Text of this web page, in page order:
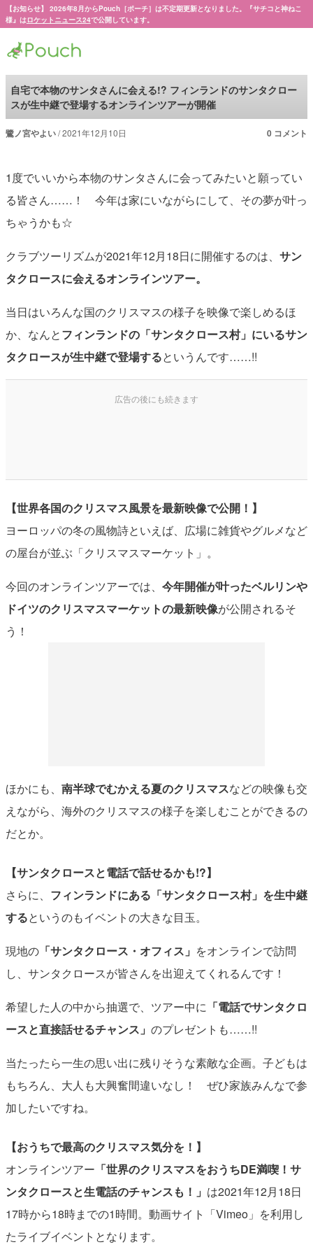
【お知らせ】 2026年8月からPouch［ポーチ］は不定期更新となりました。『サチコと神ねこ
様』はロケットニュース24で公開しています。
自宅で本物のサンタさんに会える!? フィンランドのサンタクロー
スが生中継で登場するオンラインツアーが開催
鷺ノ宮やよい 2021年12月10日 0 コメント
1度でいいから本物のサンタさんに会ってみたいと願ってい
る皆さん……！ 今年は家にいながらにして、その夢が叶っ
ちゃうかも☆
クラブツーリズムが2021年12月18日に開催するのは、 サン
タクロースに会えるオンラインツアー。
当日はいろんな国のクリスマスの様子を映像で楽しめるほ
か、なんとフィンランドの「サンタクロース村」にいるサン
タクロースが生中継で登場するというんです……!!
【世界各国のクリスマス風景を最新映像で公開！】
ヨーロッパの冬の風物詩といえば、広場に雑貨やグルメなど
の屋台が並ぶ「クリスマスマーケット」。
今回のオンラインツアーでは、 今年開催が叶ったベルリンや
ドイツのクリスマスマーケットの最新映像が公開されるそ
う！
ほかにも、 南半球でむかえる夏のクリスマスなどの映像も交
えながら、海外のクリスマスの様子を楽しむことができるの
だとか。
【サンタクロースと電話で話せるかも!?】
さらに、 フィンランドにある「サンタクロース村」を生中継
するというのもイベントの大きな目玉。
現地の「サンタクロース・オフィス」 をオンラインで訪問
し、サンタクロースが皆さんを出迎えてくれるんです！
希望した人の中から抽選で、ツアー中に 「電話でサンタクロ
ースと直接話せるチャンス」 のプレゼントも……!!
当たったら一生の思い出に残りそうな素敵な企画。子どもは
もちろん、大人も大興奮間違いなし！ ぜひ家族みんなで参
加したいですね。
【おうちで最高のクリスマス気分を！】
オンラインツアー 「世界のクリスマスをおうちDE満喫！サ
ンタクロースと生電話のチャンスも！」 は2021年12月18日
17時から18時までの1時間。動画サイト「Vimeo」を利用し
たライブイベントとなります。